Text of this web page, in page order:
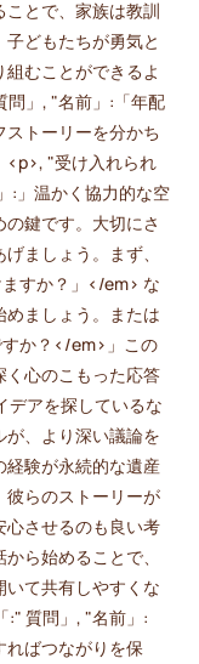
とで、家族は教訓
どもたちが勇気と
むことができるよ
」, "名前」:「年配
トーリーを分かち
<p>, "受け入れられ
:」温かく協力的な空
鍵です。大切にさ
ましょう。まず、
すか？」</em> な
めましょう。または
か？</em>」この
く心のこもった応答
アを探しているな
が、より深い議論を
経験が永続的な遺産
彼らのストーリーが
心させるのも良い考
ら始めることで、
て共有しやすくな
質問」, "名前」:
ればつながりを保